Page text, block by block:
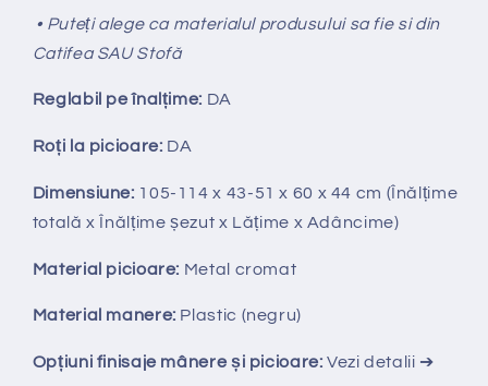
• Puteți alege ca materialul produsului sa fie si din
Catifea SAU Stofă
Reglabil peînal țime: DA
Roți la picioare: DA
Dimensiune: 105-114x 43-51 x 60 x 44 cm (Înălțime
totală x Înălțimeșezut x Lățime x Adâncime)
Material picioare: Metal cromat
Material manere: Plastic (negru)
Opțiuni finisaje mânere și picioare:Vezi detalii ➔